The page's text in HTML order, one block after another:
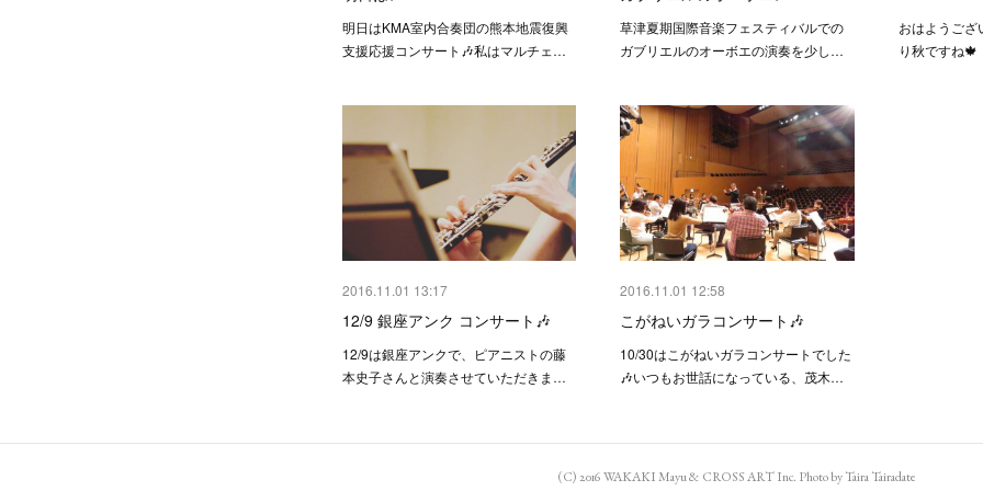
明日はKMA室内合奏団の熊本地震復興
支援応援コンサート🎶私はマルチェ…
草津夏期国際音楽フェスティバルでの
ガブリエルのオーボエの演奏を少し…
おはようござ
り秋ですね🍁
2016.11.01 13:17
12/9 銀座アンク コンサート🎶
12/9は銀座アンクで、ピアニストの藤
本史子さんと演奏させていただきま…
2016.11.01 12:58
こがねいガラコンサート🎶
10/30はこがねいガラコンサートでした
🎶いつもお世話になっている、茂木…
(C) 2016 WAKAKI Mayu & CROSS ART Inc. Photo by Taira Tairadate